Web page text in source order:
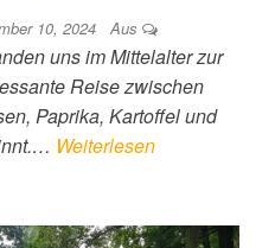
10, 2024 Aus
uns im Mittelalter zur
Reise zwischen
Paprika, Kartoffel und
Weiterlesen